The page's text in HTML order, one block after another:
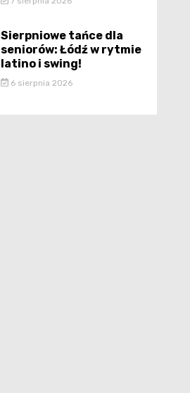
Sierpniowe tańce dla
seniorów: Łódź w rytmie
latino i swing!
6 sierpnia 2026